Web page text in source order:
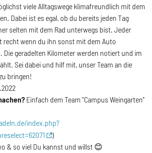
viele Alltagswege klimafreundlich mit dem
Dabei ist es egal, ob du bereits jeden Tag
selten mit dem Rad unterwegs bist. Jeder
recht wenn du ihn sonst mit dem Auto
Die geradelten Kilometer werden notiert und im
Sei dabei und hilf mit, unser Team an die
bringen!
Einfach dem Team "Campus Weingarten"
index.php?
)
& so viel Du kannst und willst 😊